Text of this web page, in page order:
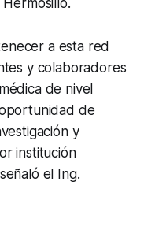
a esta red
y colaboradores
de nivel
de
y
institución
el Ing.